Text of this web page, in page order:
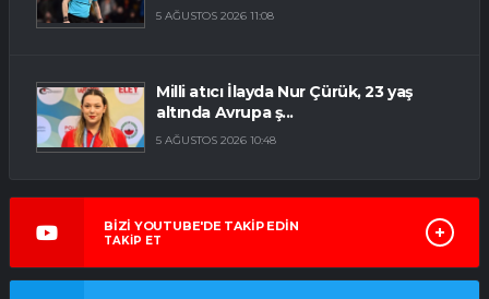
5 AĞUSTOS 2026 11:08
Milli atıcı İlayda Nur Çürük, 23 yaş
altında Avrupa ş...
5 AĞUSTOS 2026 10:48
BİZİ YOUTUBE'DE TAKİP EDİN
TAKİP ET